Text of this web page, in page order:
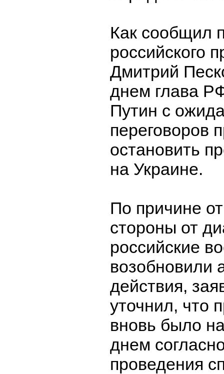
Как сообщил
российского
Дмитрий
днем глава
Путин с
переговоров
остановить
на Украине.
По причине
стороны от
российские
возобновили
действия,
уточнил, что
вновь было
днем
проведения